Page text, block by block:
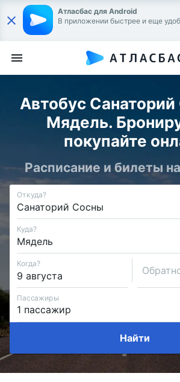
Атласбас для Android
В приложении быстрее и еще
Автобус
Мядель.
покупайте
Расписание и билеты
Откуда?
Куда?
Когда?
Пассажиры
Найти